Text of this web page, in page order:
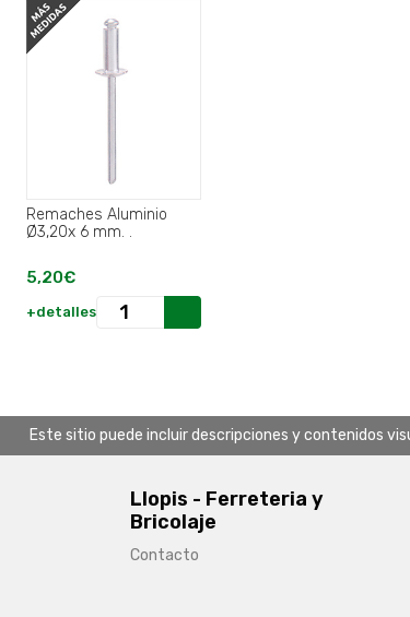
Remaches Aluminio
Ø3,20x 6 mm. .
5,20€
+detalles
Este sitio puede incluir descripciones y contenidos
Llopis - Ferreteria y
Bricolaje
Contacto